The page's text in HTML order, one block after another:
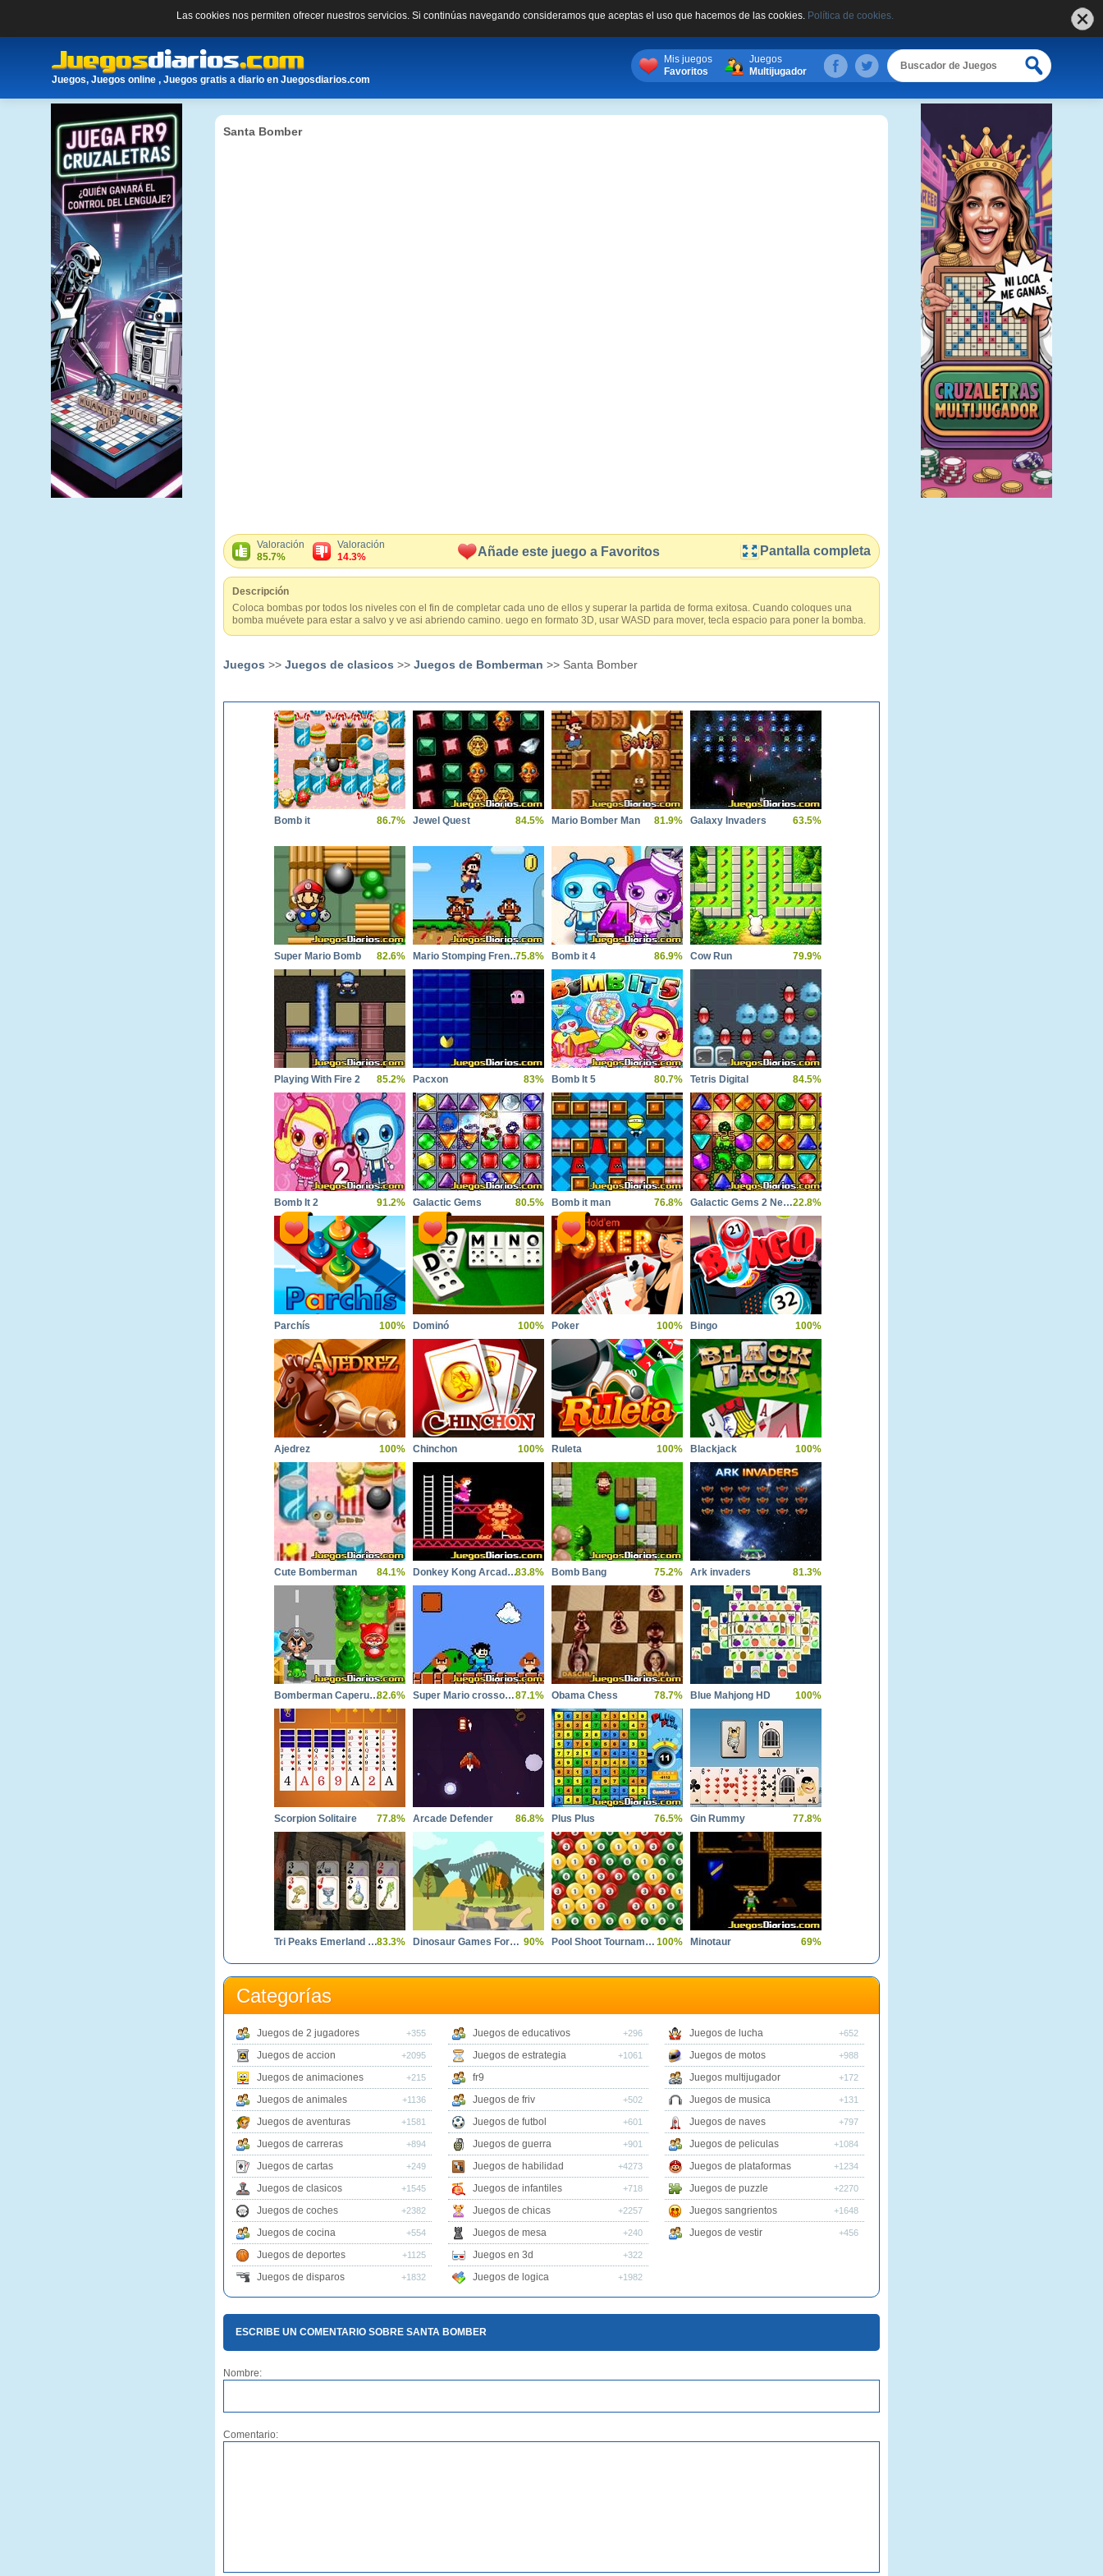
Las cookies nos permiten ofrecer nuestros servicios. Si continúas navegando consideramos que aceptas el uso que hacemos de las cookies. Política de cookies.
Juegos, Juegos online , Juegos gratis a diario en Juegosdiarios.com
Mis juegos
Favoritos
Juegos
Multijugador
Santa Bomber
Valoración
85.7%
Valoración
14.3%
Añade este juego a Favoritos Pantalla completa
Descripción
Coloca bombas por todos los niveles con el fin de completar cada uno de ellos y superar la partida de forma exitosa. Cuando coloques una
bomba muévete para estar a salvo y ve asi abriendo camino. uego en formato 3D, usar WASD para mover, tecla espacio para poner la bomba.
Juegos >> Juegos de clasicos >> Juegos de Bomberman >> Santa Bomber
Bomb it 86.7% Jewel Quest 84.5% Mario Bomber Man 81.9% Galaxy Invaders 63.5%
Super Mario Bomb 82.6% Mario Stomping Frenzy75.8% Bomb it 4 86.9% Cow Run 79.9%
Playing With Fire 2 85.2% Pacxon 83% Bomb It 5 80.7% Tetris Digital 84.5%
Bomb It 2 91.2% Galactic Gems 80.5% Bomb it man 76.8% Galactic Gems 2 New Frontiers22.8%
Parchís 100% Dominó 100% Poker 100% Bingo 100%
Ajedrez 100% Chinchon 100% Ruleta 100% Blackjack 100%
Cute Bomberman 84.1% Donkey Kong Arcade Returns83.8% Bomb Bang 75.2% Ark invaders 81.3%
Bomberman Caperucita82.6% Super Mario crossover87.1% Obama Chess 78.7% Blue Mahjong HD 100%
Scorpion Solitaire 77.8% Arcade Defender 86.8% Plus Plus 76.5% Gin Rummy 77.8%
Tri Peaks Emerland Solitaire83.3% Dinosaur Games For Toddlers 90% Pool Shoot Tournament 100% Minotaur 69%
Categorías
Juegos de 2 jugadores +355
Juegos de accion +2095
Juegos de animaciones +215
Juegos de animales +1136
Juegos de aventuras +1581
Juegos de carreras +894
Juegos de cartas +249
Juegos de clasicos +1545
Juegos de coches +2382
Juegos de cocina +554
Juegos de deportes +1125
Juegos de disparos +1832
Juegos de educativos +296
Juegos de estrategia +1061
fr9
Juegos de friv
+502
Juegos de futbol +601
Juegos de guerra +901
Juegos de habilidad +4273
Juegos de infantiles +718
Juegos de chicas +2257
Juegos de mesa +240
Juegos en 3d +322
Juegos de logica +1982
Juegos de lucha +652
Juegos de motos +988
Juegos multijugador +172
Juegos de musica +131
Juegos de naves +797
Juegos de peliculas +1084
Juegos de plataformas +1234
Juegos de puzzle +2270
Juegos sangrientos +1648
Juegos de vestir +456
ESCRIBE UN COMENTARIO SOBRE SANTA BOMBER
Nombre:
Comentario: